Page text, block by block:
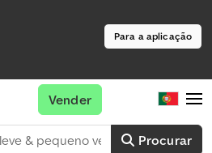
Para a aplicação
Procurar
Vender